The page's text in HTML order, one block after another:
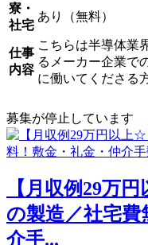
寮・
社宅
あり（無料）
仕事
内容
こちらは半導体業
るメーカー企業で
に働いてくださる
募集が停止しています
【月収例29万
の製造／社宅費
介手...